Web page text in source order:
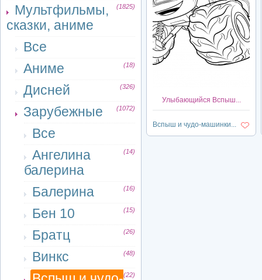
Мультфильмы,
сказки, аниме
(1825)
Все
Аниме
(18)
Дисней (326)
Зарубежные (1072)
Все
Ангелина
балерина
(14)
Балерина (16)
Бен 10 (15)
Братц (26)
Винкс (48)
(22)
Улыбающийся Вспыш...
Вспыш и чудо-машинки...